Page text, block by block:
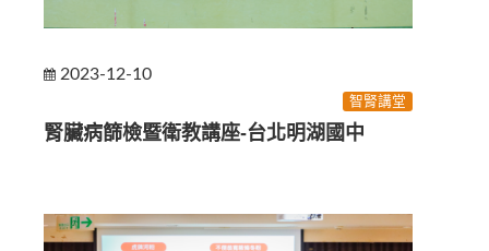
2023-12-10
智腎講堂
腎臟病篩檢暨衛教講座-台北明湖國中